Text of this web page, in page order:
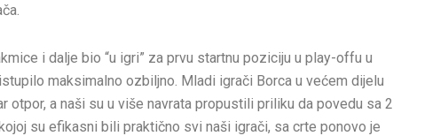
i dalje bio “u igri” za prvu startnu poziciju u play-offu u
maksimalno ozbiljno. Mladi igrači Borca u većem dijelu
otpor, a naši su u više navrata propustili priliku da povedu sa 2
su efikasni bili praktično svi naši igrači, sa crte ponovo je